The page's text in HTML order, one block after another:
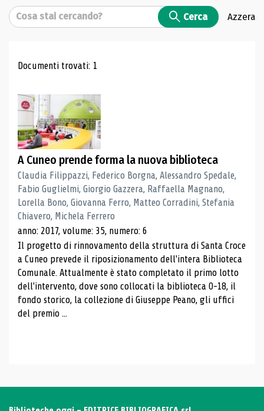
Cerca Cerca Azzera
Risultati di ricerca
Documenti trovati: 1
A Cuneo prende forma la nuova biblioteca
Claudia Filippazzi, Federico Borgna, Alessandro Spedale,
Fabio Guglielmi, Giorgio Gazzera, Raffaella Magnano,
Lorella Bono, Giovanna Ferro, Matteo Corradini, Stefania
Chiavero, Michela Ferrero
anno: 2017, volume: 35, numero: 6
Il progetto di rinnovamento della struttura di Santa Croce
a Cuneo prevede il riposizionamento dell'intera Biblioteca
Comunale. Attualmente è stato completato il primo lotto
dell'intervento, dove sono collocati la biblioteca 0-18, il
fondo storico, la collezione di Giuseppe Peano, gli uffici
del premio ...